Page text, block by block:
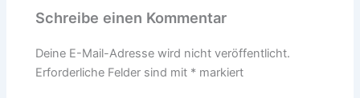
Schreibe einen Kommentar
Deine E-Mail-Adresse wird nicht veröffentlicht.
Erforderliche Felder sind mit * markiert